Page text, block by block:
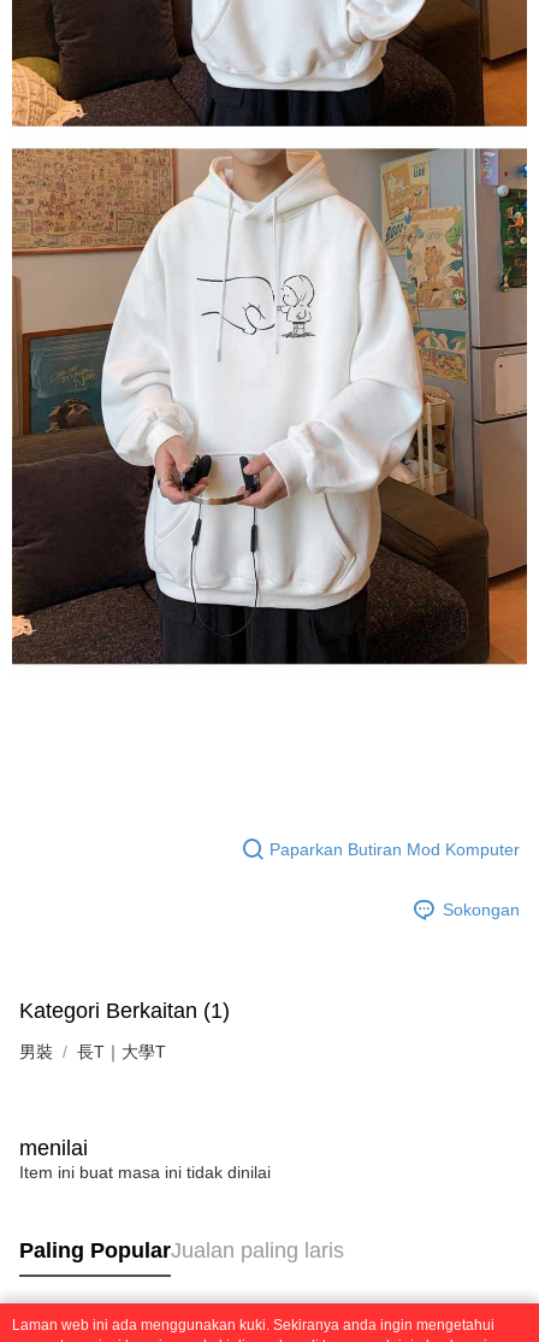
Paparkan Butiran Mod Komputer
Sokongan
Kategori Berkaitan (1)
男裝 長T｜大學T
menilai
Item ini buat masa ini tidak dinilai
Paling PopularJualan paling laris
Laman web ini ada menggunakan kuki. Sekiranya anda ingin mengetahui